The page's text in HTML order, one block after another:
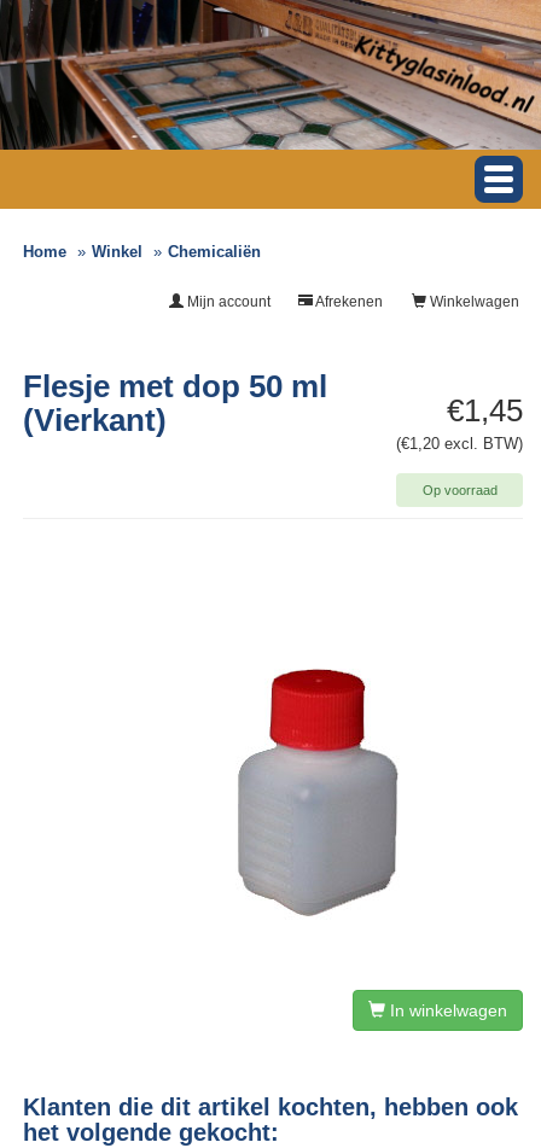
Home Winkel Chemicaliën
Winkelwagen
Afrekenen
Mijn account
€1,45
(€1,20 excl. BTW)
Op voorraad
Flesje met dop 50 ml
(Vierkant)
In winkelwagen
Klanten die dit artikel kochten, hebben ook
het volgende gekocht: